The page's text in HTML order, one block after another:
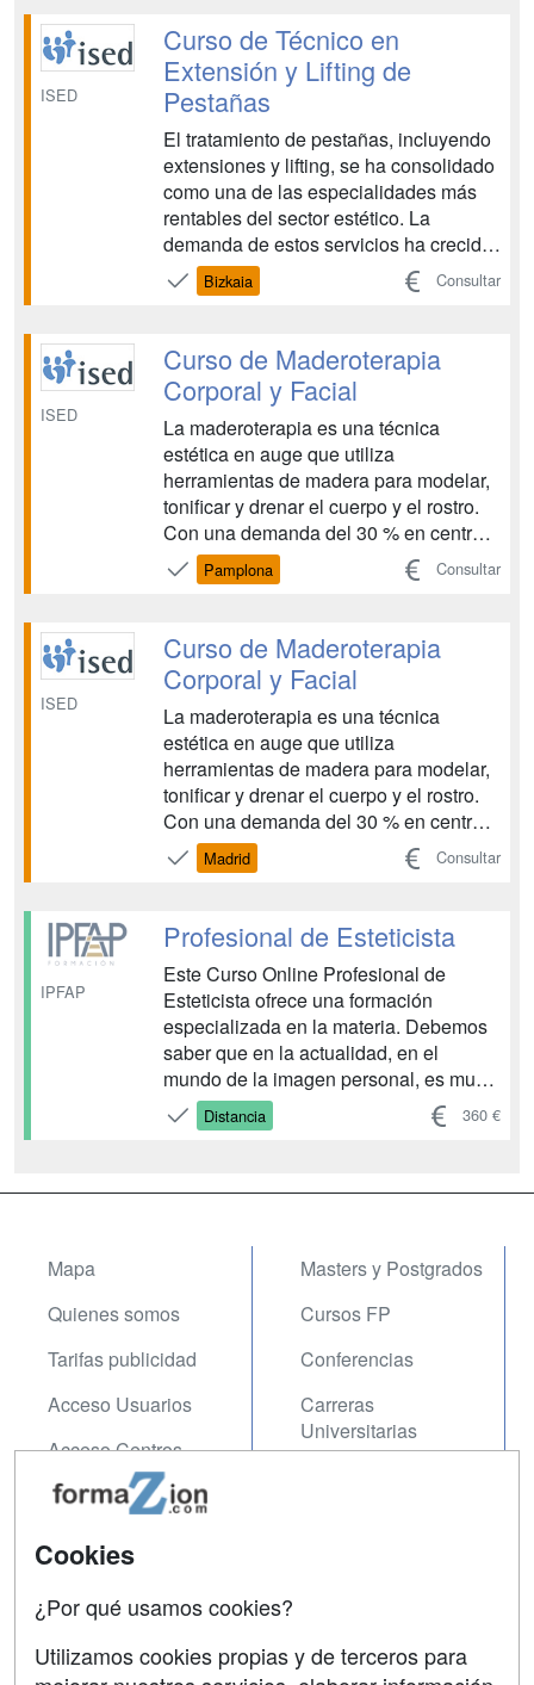
Este curso te brinda conocimientos de
van...
ISED
Curso de Técnico en
Extensión y Lifting de
Pestañas
El tratamiento de pestañas, incluyendo
extensiones y lifting, se ha consolidado
como una de las especialidades más
rentables del sector estético. La
demanda de estos servicios ha crecido
un 30 % anual en España, impulsando
la apertura de salones especializados y
Este curso te brinda conocimientos de
van...
Bizkaia Consultar
ISED
Curso de Maderoterapia
Corporal y Facial
La maderoterapia es una técnica
estética en auge que utiliza
herramientas de madera para modelar,
tonificar y drenar el cuerpo y el rostro.
Con una demanda del 30 % en centros
de estética y bienestar en los últimos 3
años, ha ganado protagonismo gracias
y no invasivos. Este curso te capacita
para aplicar té...
Pamplona Consultar
ISED
Curso de Maderoterapia
Corporal y Facial
La maderoterapia es una técnica
estética en auge que utiliza
herramientas de madera para modelar,
tonificar y drenar el cuerpo y el rostro.
Con una demanda del 30 % en centros
de estética y bienestar en los últimos 3
años, ha ganado protagonismo gracias
y no invasivos. Este curso te capacita
para aplicar té...
Madrid Consultar
IPFAP
Profesional de Esteticista
Este Curso Online Profesional de
Esteticista ofrece una formación
especializada en la materia. Debemos
saber que en la actualidad, en el
mundo de la imagen personal, es muy
importante conocer los diferentes
servicios estéticos de higiene,
Distancia 360 €
Mapa
Quienes somos
Tarifas publicidad
Acceso Usuarios
Acceso Centros
Masters y Postgrados
Cursos FP
Conferencias
Carreras
Universitarias
Contactar
Cookies
¿Por qué usamos cookies?
Utilizamos cookies propias y de terceros para